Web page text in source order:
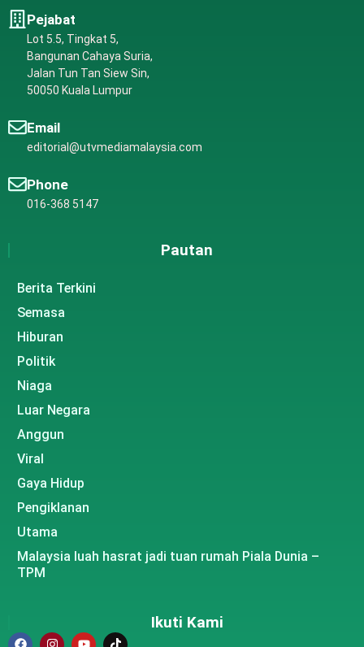
Pejabat
Lot 5.5, Tingkat 5,
Bangunan Cahaya Suria,
Jalan Tun Tan Siew Sin,
50050 Kuala Lumpur
Email
editorial@utvmediamalaysia.com
Phone
016-368 5147
Pautan
Berita Terkini
Semasa
Hiburan
Politik
Niaga
Luar Negara
Anggun
Viral
Gaya Hidup
Pengiklanan
Utama
Malaysia luah hasrat jadi tuan rumah Piala Dunia –
TPM
Ikuti Kami